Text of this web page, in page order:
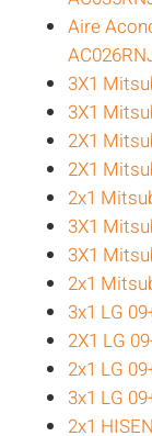
Aire
3X1
3X1
2X1
2X1
2x1
3X1
3X1
2x1
3x1 LG
2X1 LG
2x1 LG
3x1 LG
2x1